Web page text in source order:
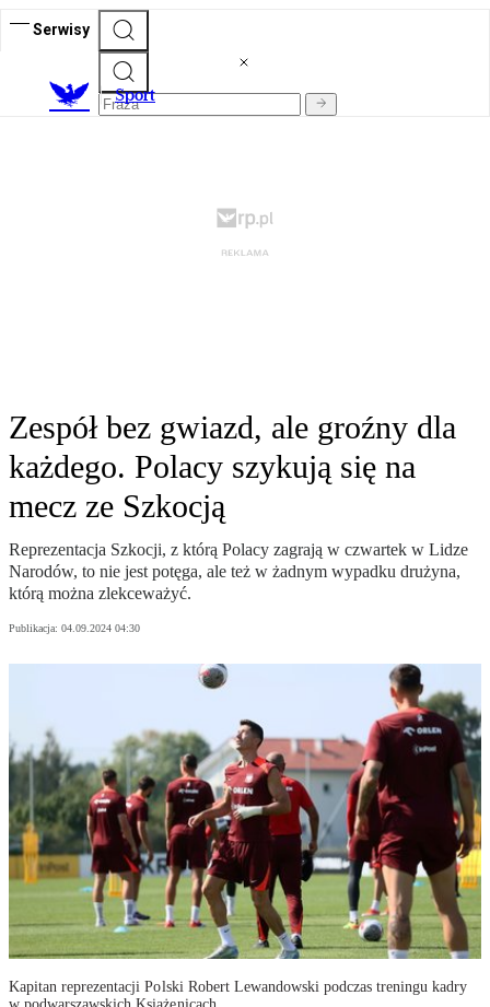
Serwisy
Sport
Zespół bez gwiazd, ale groźny dla
każdego. Polacy szykują się na
mecz ze Szkocją
Reprezentacja Szkocji, z którą Polacy zagrają w czwartek w Lidze
Narodów, to nie jest potęga, ale też w żadnym wypadku drużyna,
którą można zlekceważyć.
Publikacja: 04.09.2024 04:30
Kapitan reprezentacji Polski Robert Lewandowski podczas treningu kadry